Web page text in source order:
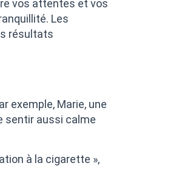
vos attentes et vos
Les
résultats
exemple, Marie, une
sentir aussi calme
à la cigarette »,